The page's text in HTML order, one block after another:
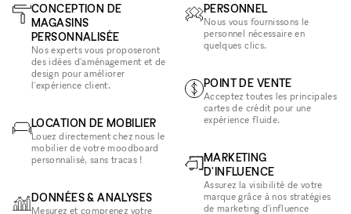
CONCEPTION DE
MAGASINS
PERSONNALISÉE
Nos experts vous proposeront
des idées d'aménagement et de
design pour améliorer
l'expérience client.
LOCATION DE MOBILIER
Louez directement chez nous le
mobilier de votre moodboard
personnalisé, sans tracas !
DONNÉES & ANALYSES
Mesurez et comprenez votre
PERSONNEL
Nous vous fournissons le
personnel nécessaire en
quelques clics.
POINT DE VENTE
Acceptez toutes les principales
cartes de crédit pour une
expérience fluide.
MARKETING
D'INFLUENCE
Assurez la visibilité de votre
marque grâce à nos stratégies
de marketing d'influence